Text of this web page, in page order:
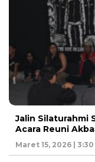
Jalin Silaturahmi
Acara Reuni
Maret 15, 2026 |